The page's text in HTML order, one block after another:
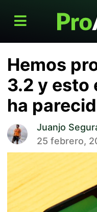
Hemos
3.2 y esto
ha
Juanjo
25 febrero,